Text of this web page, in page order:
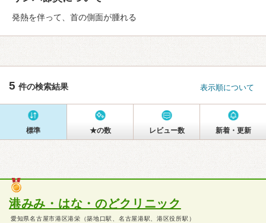
発熱を伴って、首の側面が腫れる
5 件の検索結果 表示順について
標準 ★の数 レビュー数 新着・更新
港みみ・はな・のどクリニック
愛知県名古屋市港区港栄（築地口駅、名古屋港駅、港区役所駅）